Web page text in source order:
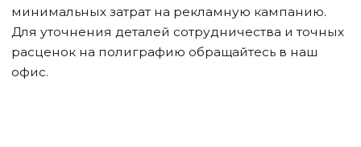
минимальных затрат на рекламную кампанию.
Для уточнения деталей сотрудничества и точных
расценок на полиграфию обращайтесь в наш
офис.